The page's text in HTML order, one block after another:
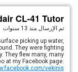
CL-41 Tutor —
تم الإرسالمنذ 13 سنوات
picking up water,
They were fighting
They flew many, many
at my Facebook page:
vekinis